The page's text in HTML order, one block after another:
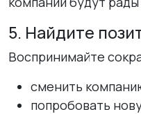
5. Найдите
Воспринимайте
сменить
попробовать